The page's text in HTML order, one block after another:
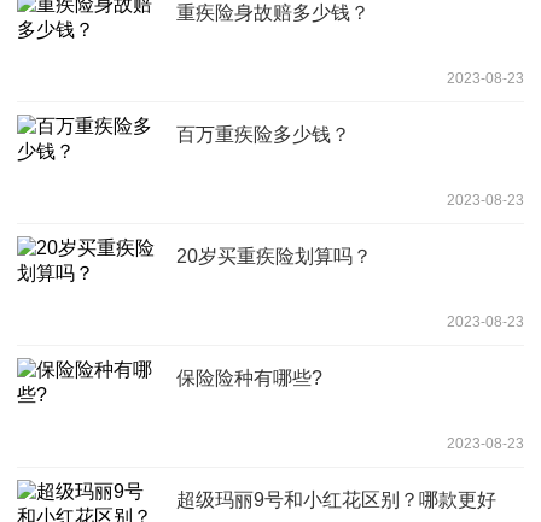
重疾险身故赔多少钱？
2023-08-23
百万重疾险多少钱？
2023-08-23
20岁买重疾险划算吗？
2023-08-23
保险险种有哪些?
2023-08-23
超级玛丽9号和小红花区别？哪款更好